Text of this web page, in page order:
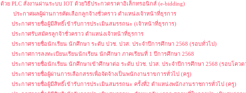
ด้วย PLC สั่งงานผ่านระบบ IOT ด้วยวิธีประกวดราคาอิเล็กทรอนิกส์ (e-bidding)
ประกาศผลผู้ผ่านการคัดเลือกลูกจ้างชั่วคราว ตำแหน่งเจ้าหน้าที่ธุรการ
ประกาศรายชื่อผู้มีสิทธิ์เข้ารับการประเมินสมรรถนะ (เจ้าหน้าที่ธุรการ)
ประกาศรับสมัครลูกจ้าชั่วคราว ตำแหน่งเจ้าหน้าที่ธุรการ
ประกาศรายชื่อนักเรียน นักศึกษา ระดับ ปวช. ปวส. ประจำปีการศึกษา 2568 (รอบทั่วไป)
ประกาศการลงทะเบียนเรียนนักเรียน นักศึกษา ภาคเรียนที่ 1 ปีการศึกษา 2568
ประกาศรายชื่อนักเรียน นักศึกษาเข้าศึกษาต่อ ระดับ ปวช. ปวส. ประจำปีการศึกษา 2568 (รอบโควต
ประกาศรายชื่อผู้ผ่านการเลือกสรรเพื่อจัดจ้างเป็นพนักงานราขการทั่วไป (ครู)
ประกาศรายชื่อผู้มีสิทธิ์เข้ารับการประเมินสมรรถนะ ครั้งที่2 ตำแหน่งพนักงานราชการทั่วไป (ครู)